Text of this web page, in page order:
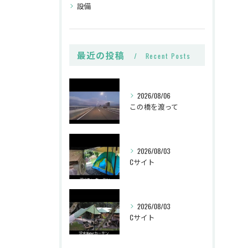
設備
最近の投稿 Recent Posts
2026/08/06
この橋を渡って
2026/08/03
Cサイト
2026/08/03
Cサイト